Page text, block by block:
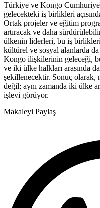
Türkiye ve Kongo
gelecekteki iş birlikleri
Ortak projeler ve eğitim
artıracak ve daha
ülkenin liderleri, bu iş
kültürel ve sosyal alanlarda
Kongo ilişkilerinin geleceği,
ve iki ülke halkları arasında
şekillenecektir. Sonuç olarak,
değil; aynı zamanda iki ülke
işlevi görüyor.
Makaleyi Paylaş